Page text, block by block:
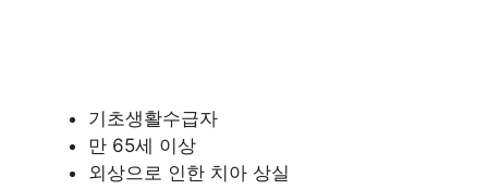
기초생활수급자
만 65세 이상
외상으로 인한 치아 상실